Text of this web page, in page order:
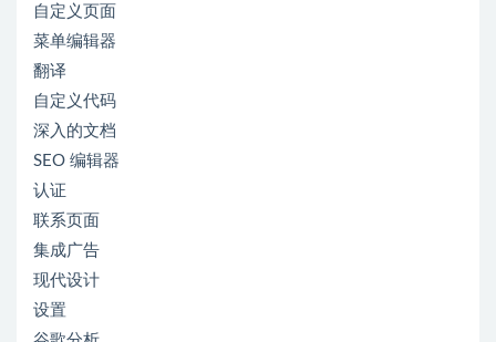
自定义页面
菜单编辑器
翻译
自定义代码
深入的文档
SEO 编辑器
认证
联系页面
集成广告
现代设计
设置